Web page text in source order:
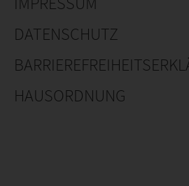
DATENSCHUTZ
HAUSORDNUNG